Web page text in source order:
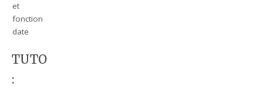
et
fonction
date
TUTO
: